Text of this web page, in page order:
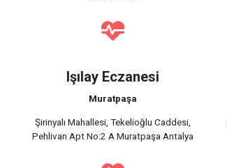
Işılay Eczanesi
Muratpaşa
Şirinyalı Mahallesi, Tekelioğlu Caddesi,
Pehlivan Apt No:2 A Muratpaşa Antalya